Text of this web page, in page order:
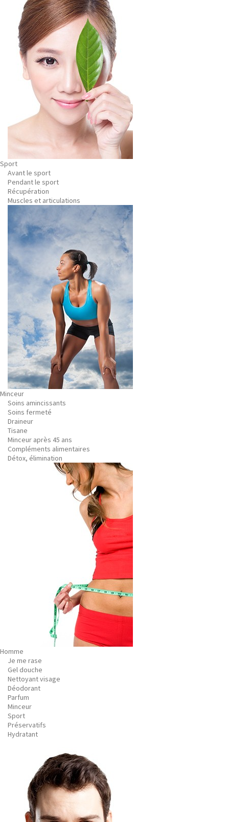
Sport
Avant le sport
Pendant le sport
Récupération
Muscles et articulations
Minceur
Soins amincissants
Soins fermeté
Draineur
Tisane
Minceur après 45 ans
Compléments alimentaires
Détox, élimination
Homme
Je me rase
Gel douche
Nettoyant visage
Déodorant
Parfum
Minceur
Sport
Préservatifs
Hydratant